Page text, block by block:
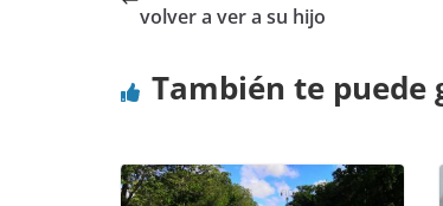
volver a ver a su hijo
También te puede